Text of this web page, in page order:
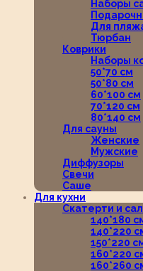
Наборы
Для
Тюрбан
Коврики
Наборы
50*70 см
50*80 см
60*100 см
70*120 см
80*140 см
Для сауны
Женские
Мужские
Диффузоры
Свечи
Саше
Для кухни
Скатерти и
140*180
140*220
150*220
160*220
160*260